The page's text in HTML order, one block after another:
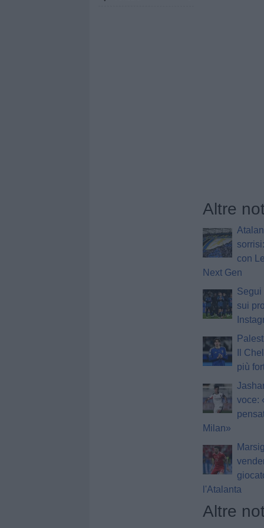
Altre
con
Next Gen
Segui
sui
Il
più
voce:
Milan»
l'Atalanta
Altre